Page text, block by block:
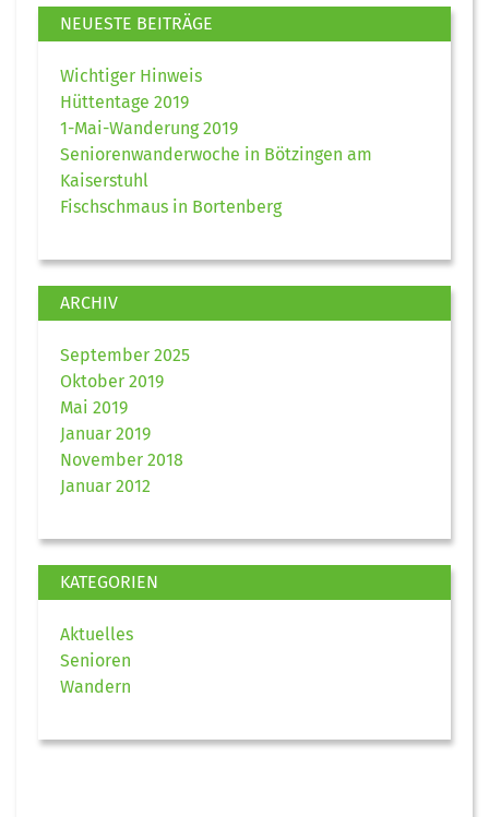
NEUESTE BEITRÄGE
Wichtiger Hinweis
Hüttentage 2019
1-Mai-Wanderung 2019
Seniorenwanderwoche in Bötzingen am
Kaiserstuhl
Fischschmaus in Bortenberg
ARCHIV
September 2025
Oktober 2019
Mai 2019
Januar 2019
November 2018
Januar 2012
KATEGORIEN
Aktuelles
Senioren
Wandern